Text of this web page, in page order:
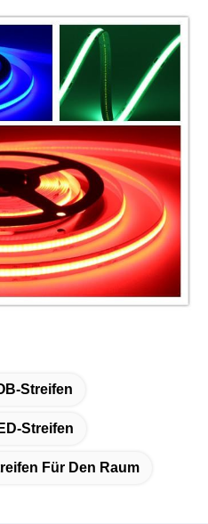
Streifen
Streifen
Für Den Raum